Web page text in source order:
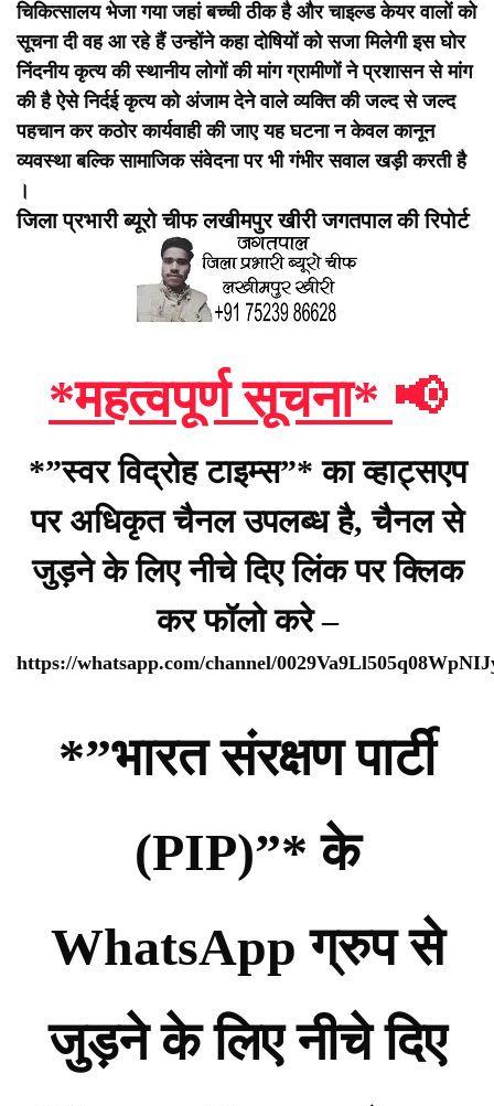
चिकित्सालय भेजा गया जहां बच्ची ठीक है और चाइल्ड केयर वालों को
सूचना दी वह आ रहे हैं उन्होंने कहा दोषियों को सजा मिलेगी इस घोर
निंदनीय कृत्य की स्थानीय लोगों की मांग ग्रामीणों ने प्रशासन से मांग
की है ऐसे निर्दई कृत्य को अंजाम देने वाले व्यक्ति की जल्द से जल्द
पहचान कर कठोर कार्यवाही की जाए यह घटना न केवल कानून
व्यवस्था बल्कि सामाजिक संवेदना पर भी गंभीर सवाल खड़ी करती है
।
जिला प्रभारी ब्यूरो चीफ लखीमपुर खीरी जगतपाल की रिपोर्ट
*महत्वपूर्ण सूचना* 📢
*”स्वर विद्रोह टाइम्स”* का व्हाट्सएप
पर अधिकृत चैनल उपलब्ध है, चैनल से
जुड़ने के लिए नीचे दिए लिंक पर क्लिक
कर फॉलो करे –
https://whatsapp.com/channel/
*”भारत संरक्षण पार्टी
(PIP)”* के
WhatsApp ग्रुप से
जुड़ने के लिए नीचे दिए